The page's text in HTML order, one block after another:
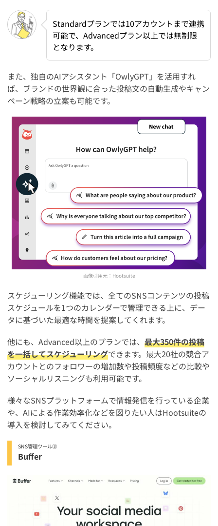
Standardプランでは10アカウントまで連携
可能で、Advancedプラン以上では無制限
となります。
また、独自のAIアシスタント「OwlyGPT」を活用すれ
ば、ブランドの世界観に合った投稿文の自動生成やキャン
ペーン戦略の立案も可能です。
画像引用元： Hootsuite
スケジューリング機能では、全てのSNSコンテンツの投稿
スケジュールを1つのカレンダーで管理できる上に、デー
タに基づいた最適な時間を提案してくれます。
他にも、Advanced以上のプランでは、 最大350件の投稿
を一括してスケジューリングできます。最大20社の競合ア
カウントとのフォロワーの増加数や投稿頻度などの比較や
ソーシャルリスニングも利用可能です。
様々なSNSプラットフォームで情報発信を行っている企業
や、AIによる作業効率化などを図りたい人はHootsuiteの
導入を検討してみてください。
SNS管理ツール③
Buffer